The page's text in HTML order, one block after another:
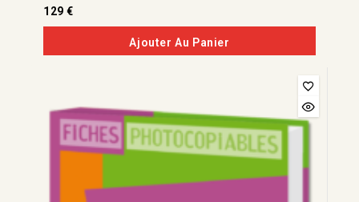
0
de
5
129€
Ajouter Au Panier